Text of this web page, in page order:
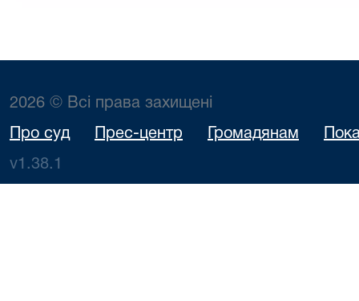
2026 © Всі права захищені
Про суд Прес-центр Громадянам
v1.38.1